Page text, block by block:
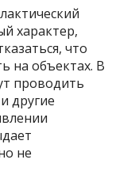
характер,
что
на объектах. В
проводить
другие
не